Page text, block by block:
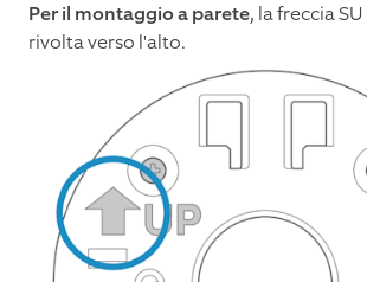
Per il montaggio a parete, la freccia
rivolta verso l'alto.